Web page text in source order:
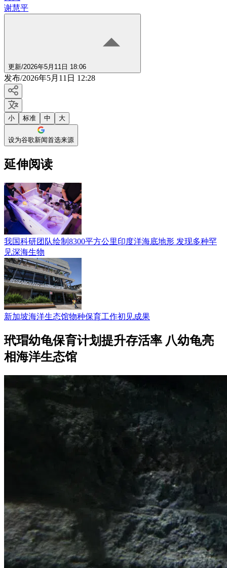
谢慧平
更新/2026年5月11日 18:06
发布/2026年5月11日 12:28
小 标准 中 大
设为谷歌新闻首选来源
延伸阅读
我国科研团队绘制8300平方公里印度洋海底地形 发现多种罕
见深海生物
新加坡海洋生态馆物种保育工作初见成果
玳瑁幼龟保育计划提升存活率 八幼龟亮
相海洋生态馆